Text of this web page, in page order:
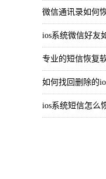
微信通讯录如何
ios系统微信好友
专业的短信恢复
如何找回删除的
ios系统短信怎么